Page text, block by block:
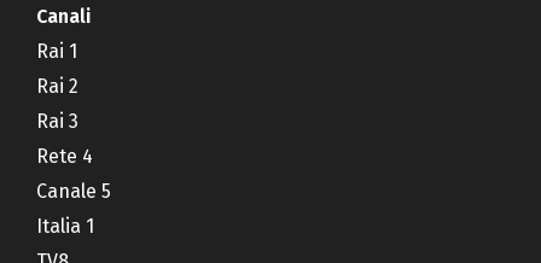
Canali
Rai 1
Rai 2
Rai 3
Rete 4
Canale 5
Italia 1